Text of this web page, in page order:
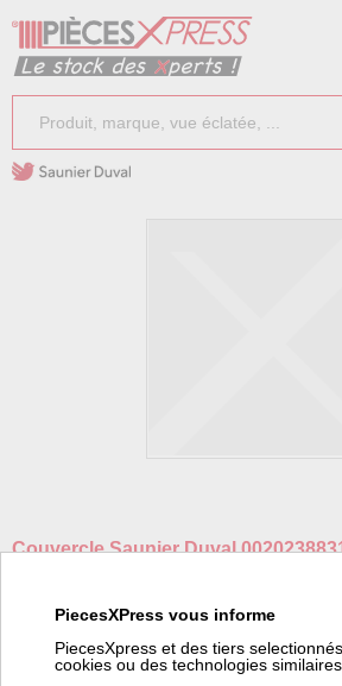
Couvercle Saunier Duval
Référence fabricant:0020238831
Poids:5 kg
PiecesXPress vous informe
PiecesXpress et des tiers
cookies ou des technologies similaires.